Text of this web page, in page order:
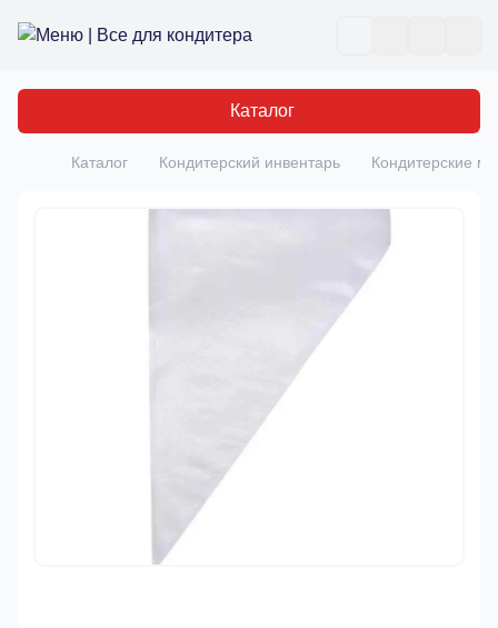
Все для кондитера
Каталог
Главная
Каталог Кондитерский инвентарь Кондитерские